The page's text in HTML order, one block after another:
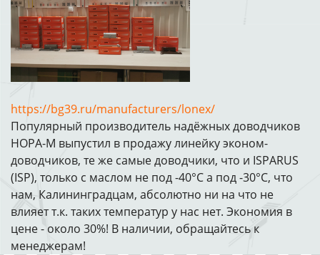
https://bg39.ru/manufacturers/lonex/
Популярный производитель надёжных доводчиков
НОРА-М выпустил в продажу линейку эконом-
доводчиков, те же самые доводчики, что и ISPARUS
(ISP), только с маслом не под -40°С а под -30°С, что
нам, Калининградцам, абсолютно ни на что не
влияет т.к. таких температур у нас нет. Экономия в
цене - около 30%! В наличии, обращайтесь к
менеджерам!